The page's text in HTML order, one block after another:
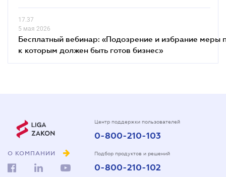
17.37
5 мая 2026
Бесплатный вебинар: «Подозрение и избрание меры
к которым должен быть готов бизнес»
О КОМПАНИИ
Центр поддержки пользователей
0-800-210-103
Подбор продуктов и решений
0-800-210-102